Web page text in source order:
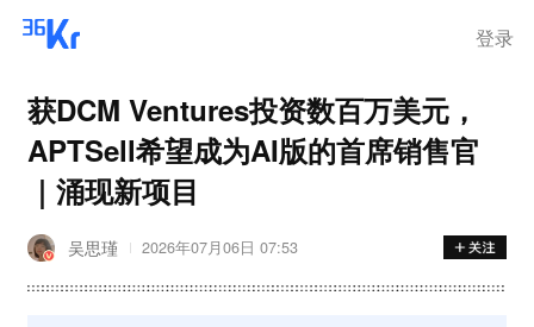
登录
获DCM Ventures投资数百万美元，
APTSell希望成为AI版的首席销售官
｜涌现新项目
吴思瑾 2026年07月06日 07:53